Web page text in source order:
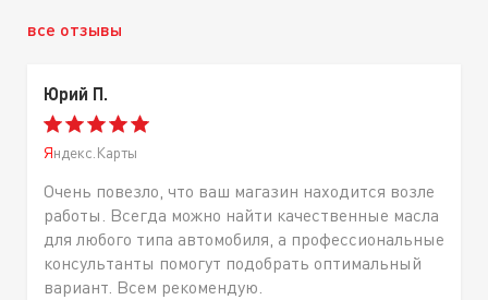
все отзывы
Юрий П.
Яндекс.Карты
Очень повезло, что ваш магазин находится возле
работы. Всегда можно найти качественные масла
для любого типа автомобиля, а профессиональные
консультанты помогут подобрать оптимальный
вариант. Всем рекомендую.